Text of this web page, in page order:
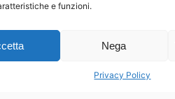
e funzioni.
Nega
Privacy Policy